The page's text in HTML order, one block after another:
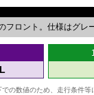
フロント。仕様はグレ
の数値のため、走行条件等